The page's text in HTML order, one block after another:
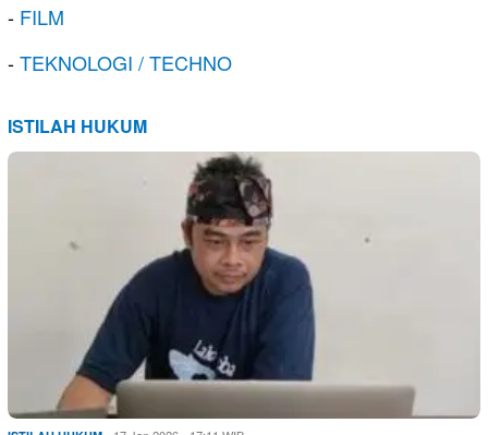
- FILM
-TEKNOLOGI / TECHNO
ISTILAH HUKUM